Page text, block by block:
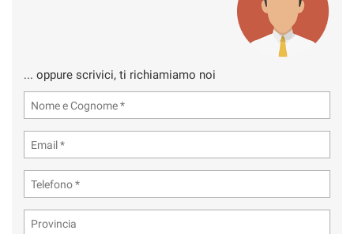
... oppure scrivici, ti richiamiamo noi